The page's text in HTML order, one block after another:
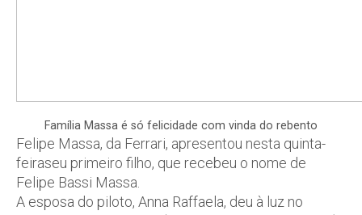
Família Massa é só felicidade com vinda do rebento
Felipe Massa, da Ferrari, apresentou nesta quinta-
feiraseu primeiro filho, que recebeu o nome de
Felipe Bassi Massa.
A esposa do piloto, Anna Raffaela, deu à luz no